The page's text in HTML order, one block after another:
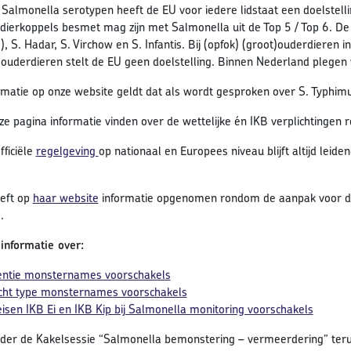
serotypen heeft de EU voor iedere lidstaat een
besmet mag zijn met Salmonella uit de Top 5 / Top 6.
S. Hadar, S. Virchow en S. Infantis. Bij (opfok) (groot)ouderdieren
stelt de EU geen doelstelling. Binnen Nederland
op onze website geldt dat als wordt gesproken over S.
pagina informatie vinden over de wettelijke én IKB verplichtingen
regelgeving op nationaal en Europees niveau blijft altijd
op haar website informatie opgenomen rondom de aanpak voor
over:
monsternames voorschakels
type monsternames voorschakels
IKB Ei en IKB Kip bij Salmonella monitoring voorschakels
de Kakelsessie “Salmonella bemonstering – vermeerdering”